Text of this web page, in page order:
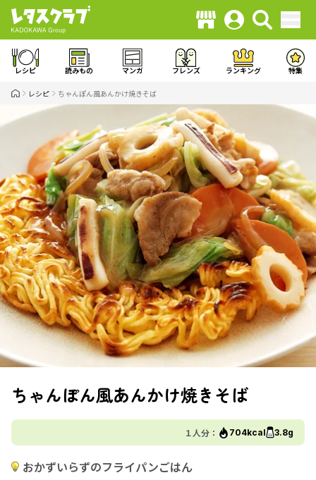
レシピ 読みもの マンガ フレンズ ランキング 特集
レシピ ちゃんぽん風あんかけ焼きそば
ちゃんぽん風あんかけ焼きそば
１人分： 704kcal 3.8g
おかずいらずのフライパンごはん